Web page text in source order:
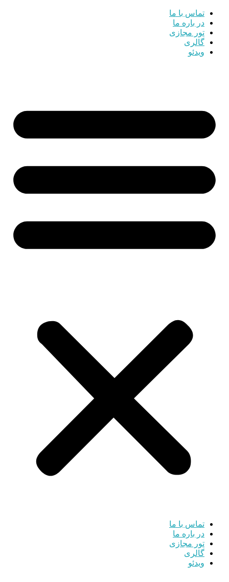
تماس با ما
در باره ما
تور مجازی
گالری
ویدئو
تماس با ما
در باره ما
تور مجازی
گالری
ویدئو